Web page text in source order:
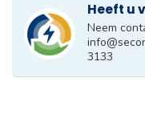
Heeft u
Neem
3133